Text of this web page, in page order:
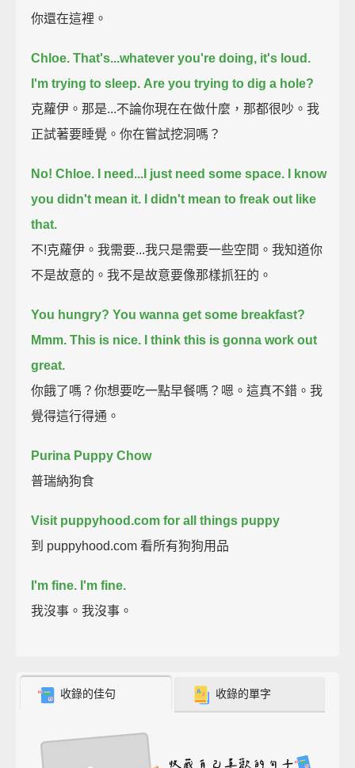
你還在這裡。
Chloe. That's...whatever you're doing, it's loud.
I'm trying to sleep. Are you trying to dig a hole?
克蘿伊。那是...不論你現在在做什麼，那都很吵。我
正試著要睡覺。你在嘗試挖洞嗎？
No! Chloe. I need...I just need some space.
I know
you didn't mean it.
I didn't mean to freak out like
that.
不!克蘿伊。我需要...我只是需要一些空間。我知道你
不是故意的。我不是故意要像那樣抓狂的。
You hungry? You wanna get some breakfast?
Mmm. This is nice.
I think this is gonna work out
great.
你餓了嗎？你想要吃一點早餐嗎？嗯。這真不錯。我
覺得這行得通。
Purina Puppy Chow
普瑞納狗食
Visit puppyhood.com for all things puppy
到 puppyhood.com 看所有狗狗用品
I'm fine. I'm fine.
我沒事。我沒事。
收錄的佳句 收錄的單字